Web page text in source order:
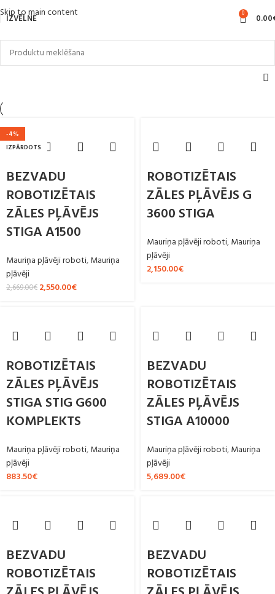
Skip to main content
IZVĒLNE 0 0.00
-4%
IZPĀRDOTS
BEZVADU
ROBOTIZĒTAIS
ZĀLES PĻĀVĒJS
STIGA A1500
Mauriņa pļāvēji roboti,Mauriņa
pļāvēji
2,669.00€ 2,550.00€
ROBOTIZĒTAIS
ZĀLES PĻĀVĒJS G
3600 STIGA
Mauriņa pļāvēji roboti,Mauriņa
pļāvēji
2,150.00€
ROBOTIZĒTAIS
ZĀLES PĻĀVĒJS
STIGA STIG G600
KOMPLEKTS
Mauriņa pļāvēji roboti,Mauriņa
pļāvēji
883.50€
BEZVADU
ROBOTIZĒTAIS
ZĀLES PĻĀVĒJS
STIGA A10000
Mauriņa pļāvēji roboti,Mauriņa
pļāvēji
5,689.00€
BEZVADU
ROBOTIZĒTAIS
BEZVADU
ROBOTIZĒTAIS